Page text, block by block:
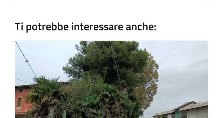
Ti potrebbe interessare anche: